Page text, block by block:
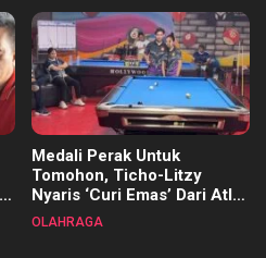
Medali Perak Untuk
Tomohon, Ticho-Litzy
Nyaris ‘Curi Emas’ Dari Atlet
Biliar PON di Porprov Sulut
OLAHRAGA